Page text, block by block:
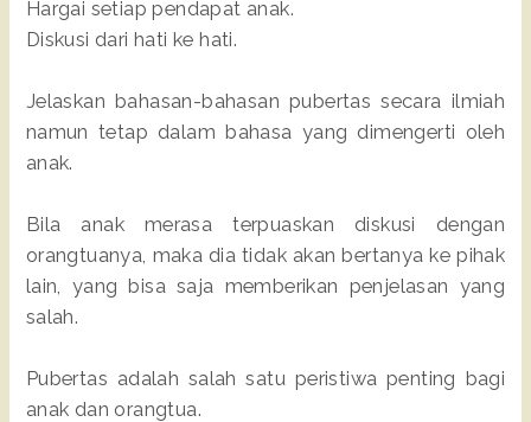
Hargai setiap pendapat anak.
Diskusi dari hati ke hati.
Jelaskan bahasan-bahasan pubertas secara ilmiah
namun tetap dalam bahasa yang dimengerti oleh
anak.
Bila anak merasa terpuaskan diskusi dengan
orangtuanya, maka dia tidak akan bertanya ke pihak
lain, yang bisa saja memberikan penjelasan yang
salah.
Pubertas adalah salah satu peristiwa penting bagi
anak dan orangtua.